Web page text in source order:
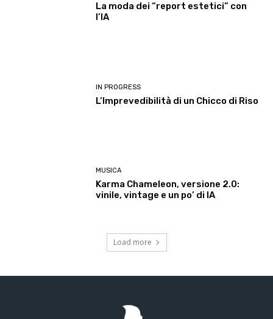
La moda dei “report estetici” con
l’IA
IN PROGRESS
L’Imprevedibilità di un Chicco di Riso
MUSICA
Karma Chameleon, versione 2.0:
vinile, vintage e un po’ di IA
Load more